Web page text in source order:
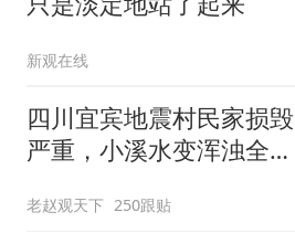
新观在线
四川宜宾地震村民家损毁
严重，小溪水变浑浊全是
老赵观天下 250跟贴